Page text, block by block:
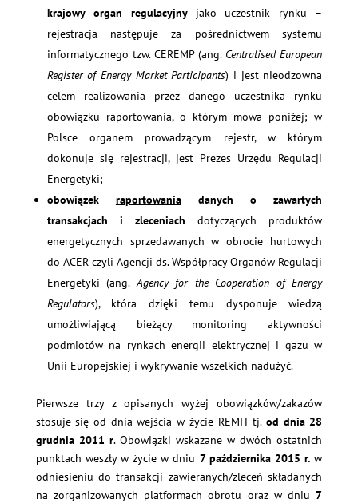
krajowy organ regulacyjny jako uczestnik rynku –
rejestracja następuje za pośrednictwem systemu
informatycznego tzw. CEREMP (ang. Centralised European
Register of Energy Market Participants) i jest nieodzowna
celem realizowania przez danego uczestnika rynku
obowiązku raportowania, o którym mowa poniżej; w
Polsce organem prowadzącym rejestr, w którym
dokonuje się rejestracji, jest Prezes Urzędu Regulacji
Energetyki;
obowiązek raportowaniadanych o zawartych
transakcjach i zleceniachdotyczących produktów
energetycznych sprzedawanych w obrocie hurtowych
do ACERczyli Agencji ds. Współpracy Organów Regulacji
Energetyki (ang.Agency for the Cooperation of Energy
Regulators), która dzięki temu dysponuje wiedzą
umożliwiającą bieżący monitoring aktywności
podmiotów na rynkach energii elektrycznej i gazu w
Unii Europejskiej i wykrywanie wszelkich nadużyć.
Pierwsze trzy z opisanych wyżej obowiązków/zakazów
stosuje się od dnia wejścia w życie REMIT tj. od dnia 28
grudnia 2011 r. Obowiązki wskazane w dwóch ostatnich
punktach weszły w życie w dniu 7 października 2015 r. w
odniesieniu do transakcji zawieranych/zleceń składanych
na zorganizowanych platformach obrotu oraz w dniu7